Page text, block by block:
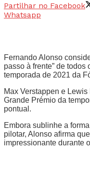
Partilhar no Facebook
Whatsapp
Fernando Alonso
passo à frente” de
temporada de 2021 da
Max Verstappen e
Grande Prémio da
pontual.
Embora sublinhe a
pilotar, Alonso afirma
impressionante durante